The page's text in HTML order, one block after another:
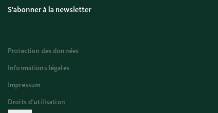
S'abonner à la newsletter
Protection des données
Informations légales
Impressum
Droits d’utilisation